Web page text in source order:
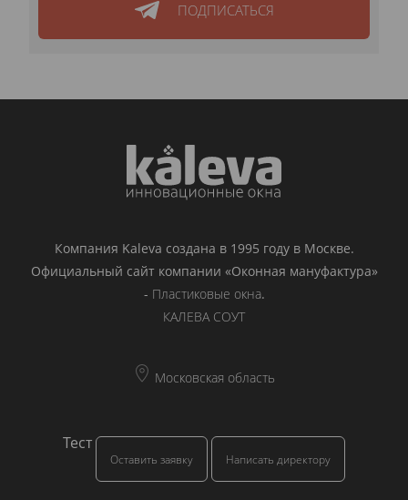
ПОДПИСАТЬСЯ
Компания Kaleva создана в 1995 году в Москве.
Официальный сайт компании «Оконная мануфактура»
- Пластиковые окна.
КАЛЕВА СОУТ
Московская область
Тест
Оставить заявку Написать директору